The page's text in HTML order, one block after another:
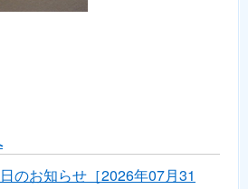
のお知らせ［2026年07月31